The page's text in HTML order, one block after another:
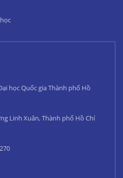
học Quốc gia Thành phố Hồ
Linh Xuân, Thành phố Hồ Chí